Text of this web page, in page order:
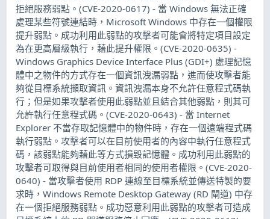
拒絕服務弱點。(CVE-2020-0617) - 當 Windows 無法正確
處理某些符號連結時，Microsoft Windows 中存在一個權限
提升弱點。成功利用此弱點的攻擊者可能會將特定項目設定
為在更高層級執行，藉此提升權限。(CVE-2020-0635) -
Windows Graphics Device Interface Plus (GDI+) 處理記憶
體中之物件的方式存在一個資訊洩漏弱點，進而使攻擊者能
夠從目標系統擷取資訊。資訊洩漏本身不允許任意程式碼執
行；但是如果攻擊者使用此弱點並且結合其他弱點，則其可
允許執行任意程式碼。(CVE-2020-0643) - 當 Internet
Explorer 不當存取記憶體中的物件時，存在一個遠端程式碼
執行弱點。攻擊者可以在目前使用者的內容中執行任意程式
碼，該弱點能夠藉此等方式損毀記憶體。成功利用此弱點的
攻擊者可取得與目前使用者相同的使用者權限。(CVE-2020-
0640) - 當攻擊者使用 RDP 連線至目標系統並傳送特製的要
求時，Windows Remote Desktop Gateway (RD 閘道) 中存
在一個拒絕服務弱點。成功惡意利用此弱點的攻擊者可造成